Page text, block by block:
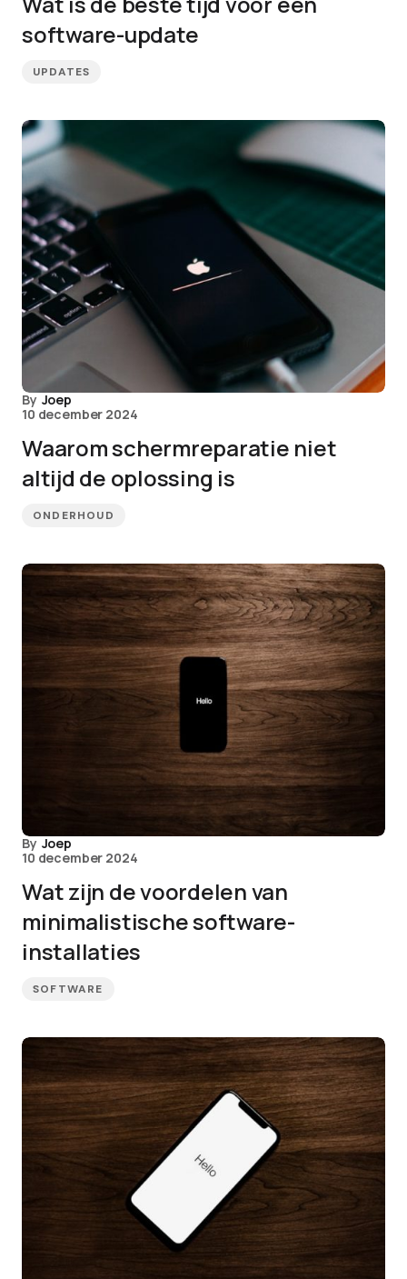
software-update
UPDATES
By Joep
10 december 2024
Waarom schermreparatie niet
altijd de oplossing is
ONDERHOUD
By Joep
10 december 2024
Wat zijn de voordelen van
minimalistische software-
installaties
SOFTWARE